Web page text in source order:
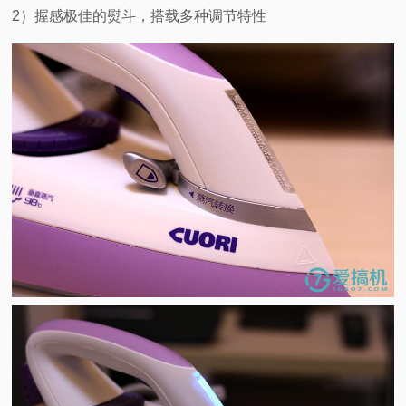
2）握感极佳的熨斗，搭载多种调节特性